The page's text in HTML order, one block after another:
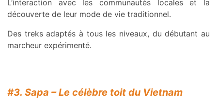
L’interaction avec les communautés locales et la
découverte de leur mode de vie traditionnel.
Des treks adaptés à tous les niveaux, du débutant au
marcheur expérimenté.
#3. Sapa – Le célèbre toit du Vietnam